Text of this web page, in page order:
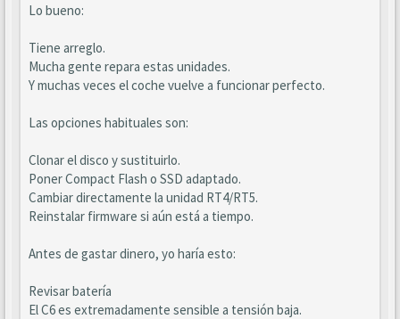
Lo bueno:
Tiene arreglo.
Mucha gente repara estas unidades.
Y muchas veces el coche vuelve a funcionar perfecto.
Las opciones habituales son:
Clonar el disco y sustituirlo.
Poner Compact Flash o SSD adaptado.
Cambiar directamente la unidad RT4/RT5.
Reinstalar firmware si aún está a tiempo.
Antes de gastar dinero, yo haría esto:
Revisar batería
El C6 es extremadamente sensible a tensión baja.